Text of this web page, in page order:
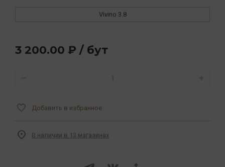
Vivino 3.8
3 200.00 ₽ / бут
Добавить в избранное
В наличии в 13 магазинах